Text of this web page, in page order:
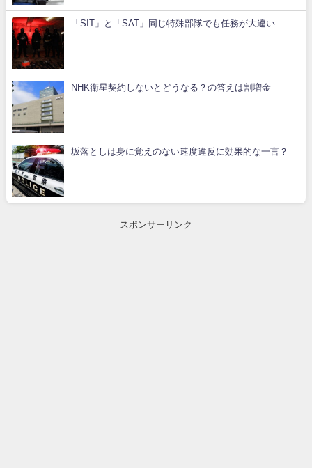
「SIT」と「SAT」同じ特殊部隊でも任務が大違い
NHK衛星契約しないとどうなる？の答えは割増金
坂落としは身に覚えのない速度違反に効果的な一言？
スポンサーリンク